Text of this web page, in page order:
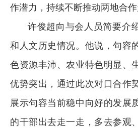
作潜力，持续不断推动两地合作
许俊超向与会人员简要介
和人文历史情况。他说，句容
色资源丰沛、农业特色明显、
优势突出，通过此次对口合作
展示句容当前稳中向好的发展
的干部出去走一走，多去参观